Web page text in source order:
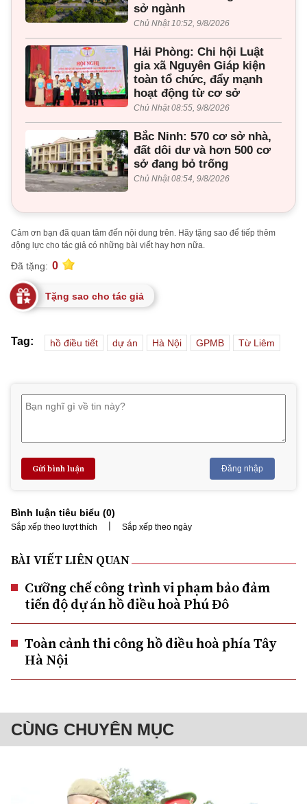
sở ngành
Chủ Nhật 10:52, 9/8/2026
Hải Phòng: Chi hội Luật
gia xã Nguyên Giáp kiện
toàn tổ chức, đẩy mạnh
hoạt động từ cơ sở
Chủ Nhật 08:55, 9/8/2026
Bắc Ninh: 570 cơ sở nhà,
đất dôi dư và hơn 500 cơ
sở đang bỏ trống
Chủ Nhật 08:54, 9/8/2026
Cảm ơn bạn đã quan tâm đến nội dung trên. Hãy tặng sao để tiếp thêm
động lực cho tác giả có những bài viết hay hơn nữa.
Đã tặng: 0
Tặng sao cho tác giả
Tag: hồ điều tiết dự án Hà Nội GPMB Từ Liêm
Gửi bình luận Đăng nhập
Bình luận tiêu biểu (0)
Sắp xếp theo lượt thích | Sắp xếp theo ngày
BÀI VIẾT LIÊN QUAN
Cưỡng chế công trình vi phạm bảo đảm
tiến độ dự án hồ điều hoà Phú Đô
Toàn cảnh thi công hồ điều hoà phía Tây
Hà Nội
CÙNG CHUYÊN MỤC